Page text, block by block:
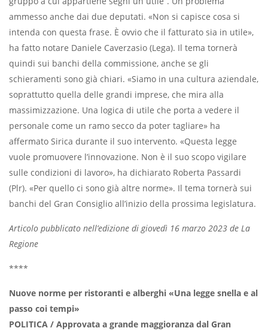
ammesso anche dai due deputati. «Non si capisce cosa si
intenda con questa frase. È ovvio che il fatturato sia in utile»,
ha fatto notare Daniele Caverzasio (Lega). Il tema tornerà
quindi sui banchi della commissione, anche se gli
schieramenti sono già chiari. «Siamo in una cultura aziendale,
soprattutto quella delle grandi imprese, che mira alla
massimizzazione. Una logica di utile che porta a vedere il
personale come un ramo secco da poter tagliare» ha
affermato Sirica durante il suo intervento. «Questa legge
vuole promuovere l’innovazione. Non è il suo scopo vigilare
sulle condizioni di lavoro», ha dichiarato Roberta Passardi
(Plr). «Per quello ci sono già altre norme». Il tema tornerà sui
banchi del Gran Consiglio all’inizio della prossima legislatura.
Articolo pubblicato nell’edizione di giovedì 16 marzo 2023 de La
Regione
****
Nuove norme per ristoranti e alberghi «Una legge snella e al
passo coi tempi»
POLITICA / Approvata a grande maggioranza dal Gran